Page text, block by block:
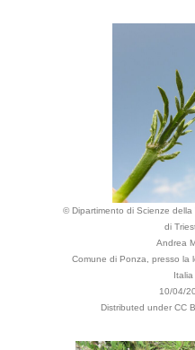
© Dipartimento di Scienze
di
Andrea
Comune di Ponza, presso la
Italia
10/04/
Distributed under CC